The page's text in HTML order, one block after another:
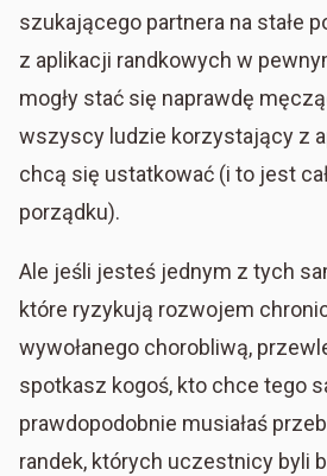
szukającego partnera na stałe
z aplikacji randkowych w
mogły stać się naprawdę
wszyscy ludzie korzystający z
chcą się ustatkować (i to jest
porządku).
Ale jeśli jesteś jednym z tych
które ryzykują rozwojem
wywołanego chorobliwą,
spotkasz kogoś, kto chce tego
prawdopodobnie musiałaś
randek, których uczestnicy byli